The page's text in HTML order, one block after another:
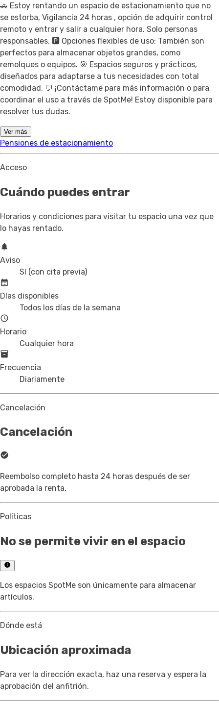
🚗 Estoy rentando un espacio de estacionamiento que no
se estorba, Vigilancia 24 horas , opción de adquirir control
remoto y entrar y salir a cualquier hora. Solo personas
responsables. 🅿️ Opciones flexibles de uso: También son
perfectos para almacenar objetos grandes, como
remolques o equipos. 🎯 Espacios seguros y prácticos,
diseñados para adaptarse a tus necesidades con total
comodidad. 💬 ¡Contáctame para más información o para
coordinar el uso a través de SpotMe! Estoy disponible para
resolver tus dudas.
Ver más
Pensiones de estacionamiento
Acceso
Cuándo puedes entrar
Horarios y condiciones para visitar tu espacio una vez que
lo hayas rentado.
Aviso
Sí (con cita previa)
Días disponibles
Todos los días de la semana
Horario
Cualquier hora
Frecuencia
Diariamente
Cancelación
Cancelación
Reembolso completo hasta 24 horas después de ser
aprobada la renta.
Políticas
No se permite vivir en el espacio
Los espacios SpotMe son únicamente para almacenar
artículos.
Dónde está
Ubicación aproximada
Para ver la dirección exacta, haz una reserva y espera la
aprobación del anfitrión.